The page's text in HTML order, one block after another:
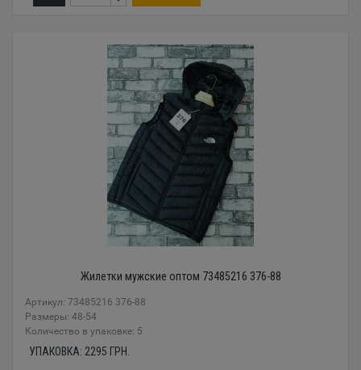
Жилетки мужские оптом 73485216 376-88
Артикул: 73485216 376-88
Размеры: 48-54
Количество в упаковке: 5
УПАКОВКА: 2295 ГРН.